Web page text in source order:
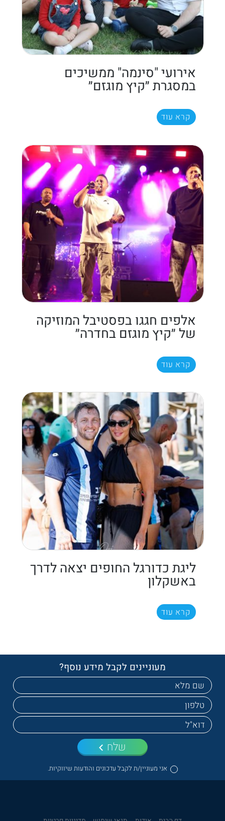
אירועי "סינמה" ממשיכים
במסגרת ״קיץ מוגזם״
קרא עוד
אלפים חגגו בפסטיבל המוזיקה
של ״קיץ מוגזם בחדרה״
קרא עוד
ליגת כדורגל החופים יצאה לדרך
באשקלון
קרא עוד
מעוניינים לקבל מידע נוסף?
אני מעוניין/ת לקבל עדכונים והודעות שיווקיות.
שלח